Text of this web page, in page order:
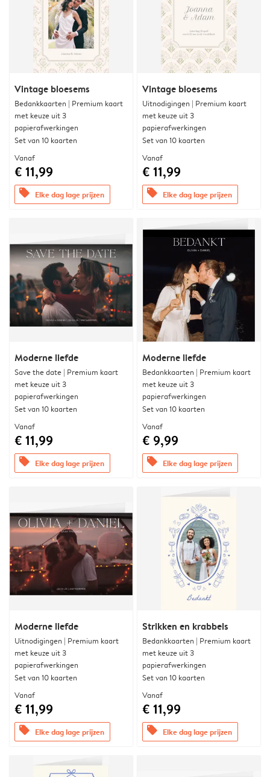
Vintage bloesems
Bedankkaarten | Premium kaart
met keuze uit 3
papierafwerkingen
Set van 10 kaarten
Vanaf
€ 11,99
offers Elke dag lage prijzen
Vintage bloesems
Uitnodigingen | Premium kaart
met keuze uit 3
papierafwerkingen
Set van 10 kaarten
Vanaf
€ 11,99
offers Elke dag lage prijzen
Moderne liefde
Save the date | Premium kaart
met keuze uit 3
papierafwerkingen
Set van 10 kaarten
Vanaf
€ 11,99
offers Elke dag lage prijzen
Moderne liefde
Bedankkaarten | Premium kaart
met keuze uit 3
papierafwerkingen
Set van 10 kaarten
Vanaf
€ 9,99
offers Elke dag lage prijzen
Moderne liefde
Uitnodigingen | Premium kaart
met keuze uit 3
papierafwerkingen
Set van 10 kaarten
Vanaf
€ 11,99
offers Elke dag lage prijzen
Strikken en krabbels
Bedankkaarten | Premium kaart
met keuze uit 3
papierafwerkingen
Set van 10 kaarten
Vanaf
€ 11,99
offers Elke dag lage prijzen